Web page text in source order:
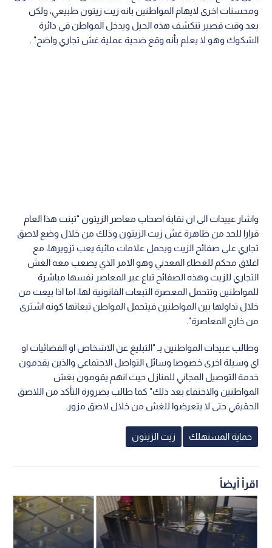
ومحسنات اخرى لايهام المواطنين بانه زيت زيتون طبيعي، ولكن
بعد وقت قصير تنكشف هذه الحيل ويدخل المواطن في دائرة
الشكوك وهو لا يعلم بأنه وقع ضحية عملية غش تجاري واضح" .
واشار عبيدات الى ان نقابة اصحاب معاصر الزيتون "تبنت هذا العام
قرارا للحد من ظاهرة غش زيت الزيتون وذلك من خلال وضع لاصق
تجاري على صفائح الزيت ويحمل علامات مائية يعب تزويرها، مع
اغلاق محكم للغطاء المعدني وهو الامر الذي يصعب معه الغش
التجاري للزيت وهذه الصفائح تباع عبر المعاصر نفسها مباشرة
للمواطنين وتتحمل المعصرة التبعات القانونية لها، اما اذا بيعت من
خلال تداولها بين المواطنين فيتحمل المواطن تبعاتها كونه اشترى
من خارج المعاصرة".
وطالب عبيدات المواطنين بـ "التبليغ عن الاشخاص او الفضائيات او
اي وسيلة اخرى خصوصا وسائل التواصل الاجتماعي والذين يقدمون
خدمة التوصيل المجاني للمنازل حيث انهم يقومون بغش
المواطنين والاختفاء بعد ذلك" كما طالب بضرورة التأكد من اللاصق
الحقيقي حتى لا يتعرضوا للغش من خلال لاصق مزور.
حماية المستهلك زيت الزيتون
اقرأ أيضاً